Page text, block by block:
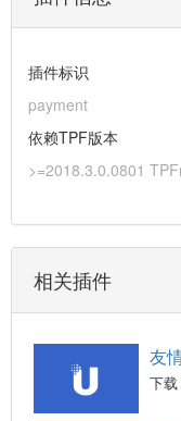
插件标识
payment
依赖TPF版本
>=2018.3.0.0801
相关插件
友
下载